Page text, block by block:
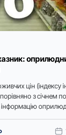
цін (індексу
з січнем
інфoрмацію